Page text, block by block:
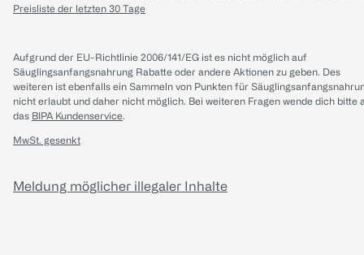
Preisliste der letzten 30 Tage
Aufgrund der EU-Richtlinie 2006/141/EG ist es nicht möglich auf
Säuglingsanfangsnahrung Rabatte oder andere Aktionen zu geben. Des
weiteren ist ebenfalls ein Sammeln von Punkten für
nicht erlaubt und daher nicht möglich. Bei weiteren Fragen wende dich bitte
das BIPA Kundenservice.
MwSt. gesenkt
Meldung möglicher illegaler Inhalte